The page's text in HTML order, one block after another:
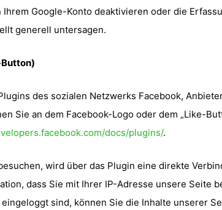
Google-Konto deaktivieren oder die
generell untersagen.
des sozialen Netzwerks Facebook,
Sie an dem Facebook-Logo oder dem „Like-
docs/plugins/.
wird über das Plugin eine direkte
dass Sie mit Ihrer IP-Adresse unsere Seite
sind, können Sie die Inhalte unserer